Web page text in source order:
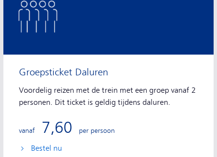
Groepsticket Daluren
Voordelig reizen met de trein met een groep vanaf 2
personen. Dit ticket is geldig tijdens daluren.
vanaf 7,60 per persoon
Bestel nu